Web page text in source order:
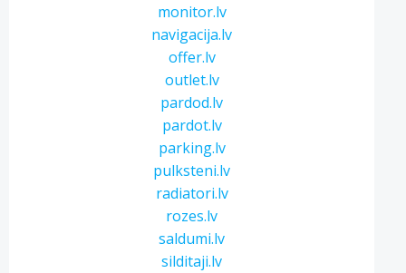
monitor.lv
navigacija.lv
offer.lv
outlet.lv
pardod.lv
pardot.lv
parking.lv
pulksteni.lv
radiatori.lv
rozes.lv
saldumi.lv
silditaji.lv